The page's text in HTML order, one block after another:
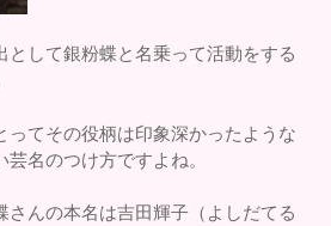
として銀粉蝶と名乗って活動をする
ってその役柄は印象深かったような
名のつけ方ですよね。
さんの本名は吉田輝子（よしだてる